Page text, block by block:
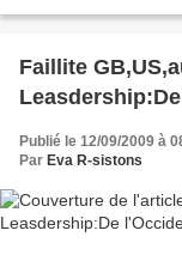
Faillite
Publié le 12/09/2009 à
Par Eva R-sistons